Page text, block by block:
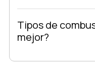
Tipos de
mejor?